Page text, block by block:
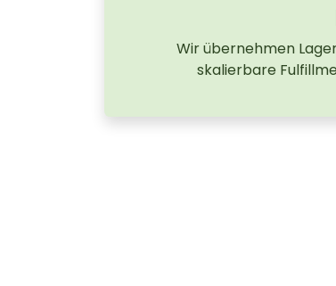
Wir übernehmen
skalierbare